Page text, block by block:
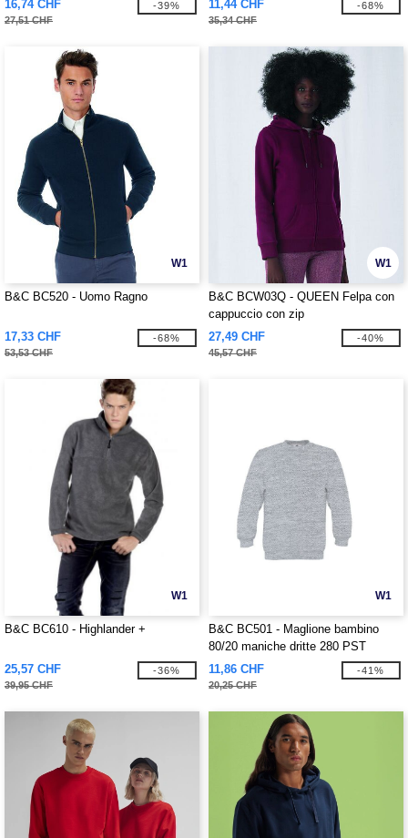
16,74 CHF
27,51 CHF
-39% 11,44 CHF
35,34 CHF
-68%
W1
B&C BC520 - Uomo Ragno
17,33 CHF
53,53 CHF
-68%
W1
B&C BCW03Q - QUEEN Felpa con
cappuccio con zip
27,49 CHF
45,57 CHF
-40%
W1
B&C BC610 - Highlander +
25,57 CHF
39,95 CHF
-36%
W1
B&C BC501 - Maglione bambino
80/20 maniche dritte 280 PST
11,86 CHF
20,25 CHF
-41%